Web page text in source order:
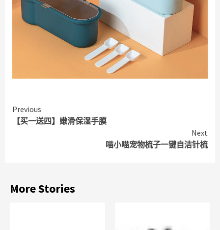
Continue
Reading
Previous
【买一送四】嫩滑保湿手膜
Next
喵小喵宠物梳子一键自洁针梳
More Stories